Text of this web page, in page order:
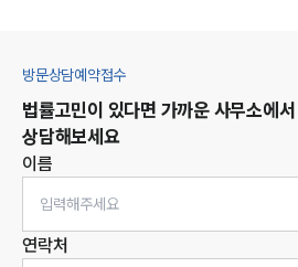
방문상담예약접수
법률고민이 있다면 가까운 사무소에서
상담해보세요
이름
연락처